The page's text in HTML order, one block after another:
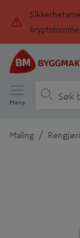
Meny
Maling /